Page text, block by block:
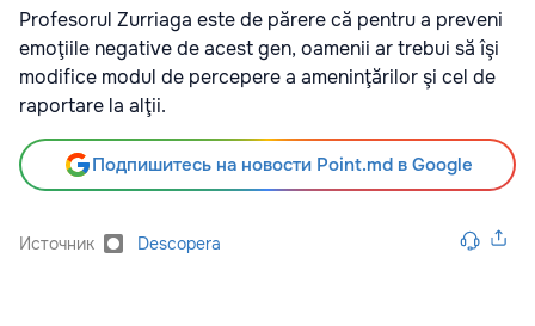
Profesorul Zurriaga este de părere că pentru a preveni
emoţiile negative de acest gen, oamenii ar trebui să îşi
modifice modul de percepere a ameninţărilor şi cel de
raportare la alţii.
Подпишитесь на новости Point.md в Google
Источник Descopera